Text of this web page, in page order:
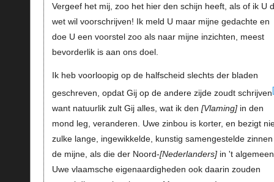
Vergeef het mij, zoo het hier den schijn heeft, als of ik U
wet wil voorschrijven! Ik meld U maar mijne gedachte en
doe U een voorstel zoo als naar mijne inzichten, meest
bevorderlik is aan ons doel.
Ik heb voorloopig op de halfscheid slechts der bladen
geschreven, opdat Gij op de andere zijde zoudt schrijven
want natuurlik zult Gij alles, wat ik den Vlaming in den
mond leg, veranderen. Uwe zinbou is korter, en bezigt
zulke lange, ingewikkelde, kunstig samengestelde
de mijne, als die der Noord- Nederlanders in 't
Uwe vlaamsche eigenaardigheden ook daarin zouden